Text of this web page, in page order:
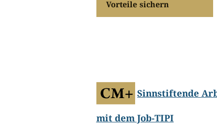
Vorteile sichern
Sinnstiftende
mit dem Job-TIPI